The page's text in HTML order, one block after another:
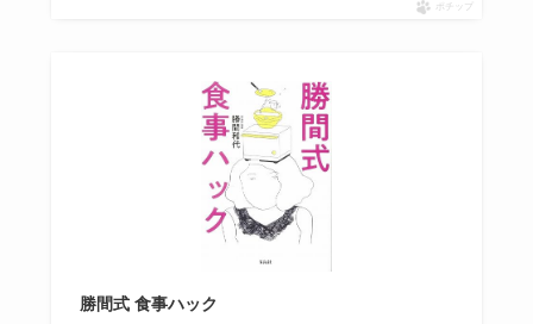
ポチップ
勝間式 食事ハック